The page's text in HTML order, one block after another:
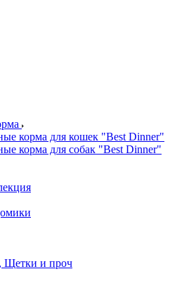
корма для кошек "Best Dinner"
корма для собак "Best Dinner"
Щетки и проч